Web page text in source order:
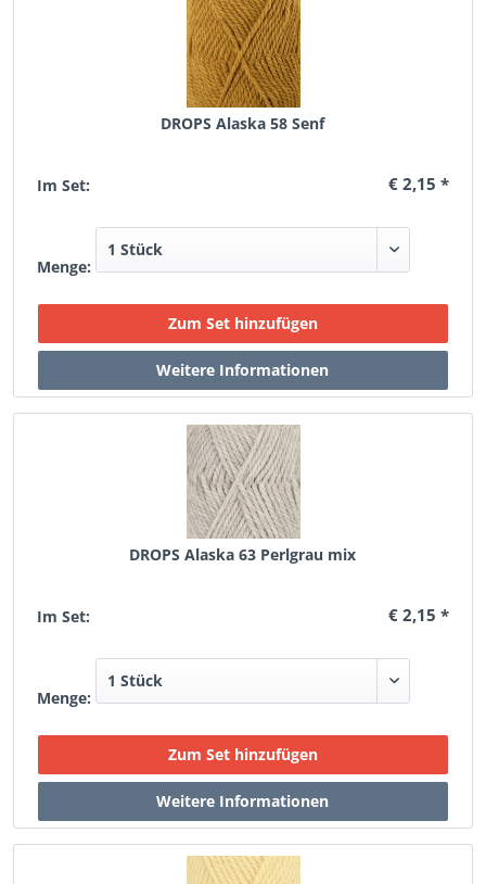
DROPS Alaska 58 Senf
Im Set: € 2,15 *
Menge:
DROPS Alaska 63 Perlgrau mix
Im Set: € 2,15 *
Menge: